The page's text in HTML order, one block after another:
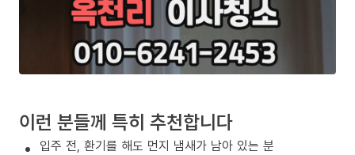
이런 분들께 특히 추천합니다
입주 전, 환기를 해도 먼지 냄새가 남아 있는 분